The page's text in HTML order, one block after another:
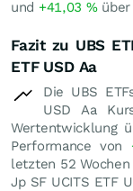
und +41,03 %über
Fazit zu UBS
ETF USD Aa
Die UBS
USD Aa
Wertentwicklung
Performance von
letzten 52
Jp SF UCITS ETF